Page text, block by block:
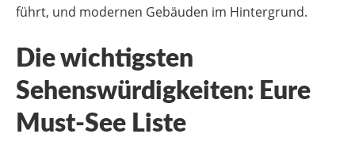
Die wichtigsten
Sehenswürdigkeiten: Eure
Must-See Liste